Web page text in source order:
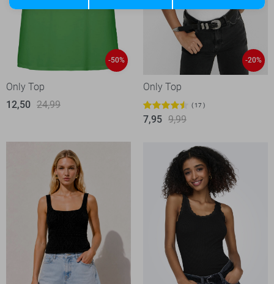
-50%
Only Top
12,50 24,99
-20%
Only Top
17
7,95 9,99